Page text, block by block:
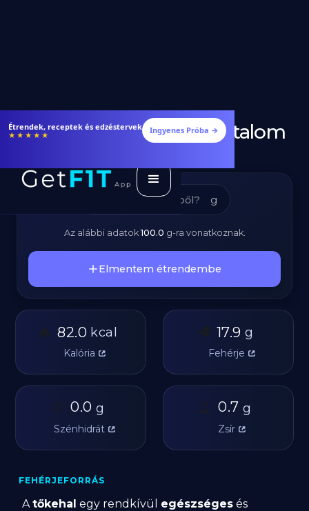
Étrendek, receptek és edzéstervek
★★★★★ Ingyenes Próba →
Tőkehal - Kalóriatartalom
g
Az alábbi adatok100.0 g-ra vonatkoznak.
Elmentem étrendembe
🔥 82.0 kcal
Kalória
🥩 17.9 g
Fehérje
🥔 0.0 g
Szénhidrát
🫒 0.7 g
Zsír
FEHÉRJEFORRÁS
Atőkehal egy rendkívül egészséges és